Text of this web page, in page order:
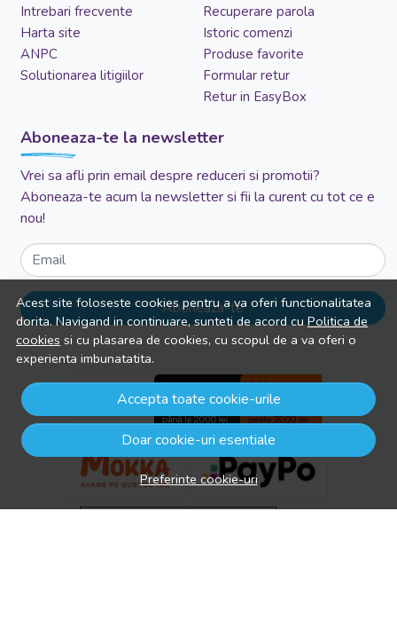
Acest site foloseste cookies pentru a va oferi functionalitatea
dorita. Navigand in continuare, sunteti de acord cuPolitica de
cookies si cu plasarea de cookies, cu scopul de a va oferi o
experienta imbunatatita.
Accepta toate cookie-urile
Doar cookie-uri esentiale
Preferinte cookie-uri
Intrebari frecvente
Harta site
ANPC
Solutionarea litigiilor
Recuperare parola
Istoric comenzi
Produse favorite
Formular retur
Retur in EasyBox
Aboneaza-te la newsletter
Vrei sa afli prin email despre reduceri si promotii?
Aboneaza-te acum la newsletter si fii la curent cu tot ce e
nou!
Email
Aboneaza-te